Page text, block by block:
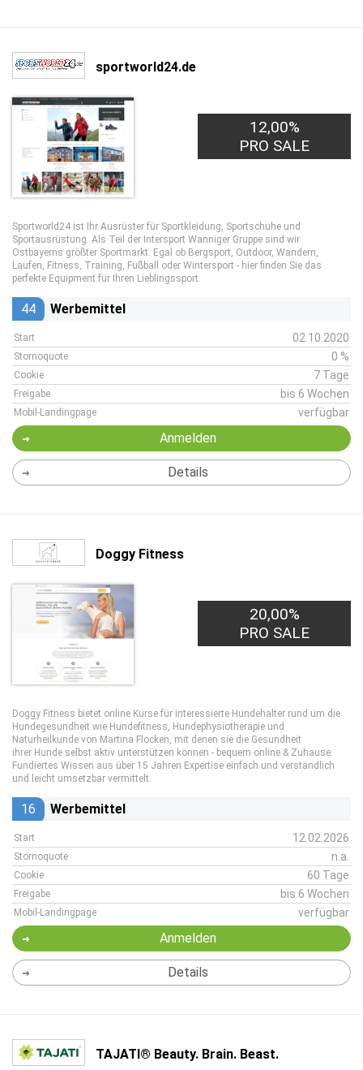
sportworld24.de
12,00%
PRO SALE
Sportworld24 ist Ihr Ausrüster für Sportkleidung, Sportschuhe und
Sportausrüstung. Als Teil der Intersport Wanniger Gruppe sind wir
Ostbayerns größter Sportmarkt. Egal ob Bergsport, Outdoor, Wandern,
Laufen, Fitness, Training, Fußball oder Wintersport - hier finden Sie das
perfekte Equipment für Ihren Lieblingssport.
44 Werbemittel
Start 02.10.2020
Stornoquote 0 %
Cookie 7 Tage
Freigabe bis 6 Wochen
Mobil-Landingpage verfügbar
Anmelden
Details
Doggy Fitness
20,00%
PRO SALE
Doggy Fitness bietet online Kurse für interessierte Hundehalter rund um die
Hundegesundheit wie Hundefitness, Hundephysiotherapie und
Naturheilkunde von Martina Flocken, mit denen sie die Gesundheit
ihrer Hunde selbst aktiv unterstützen können - bequem online & Zuhause.
Fundiertes Wissen aus über 15 Jahren Expertise einfach und verständlich
und leicht umsetzbar vermittelt.
16 Werbemittel
Start 12.02.2026
Stornoquote n.a.
Cookie 60 Tage
Freigabe bis 6 Wochen
Mobil-Landingpage verfügbar
Anmelden
Details
TAJATI® Beauty. Brain. Beast.